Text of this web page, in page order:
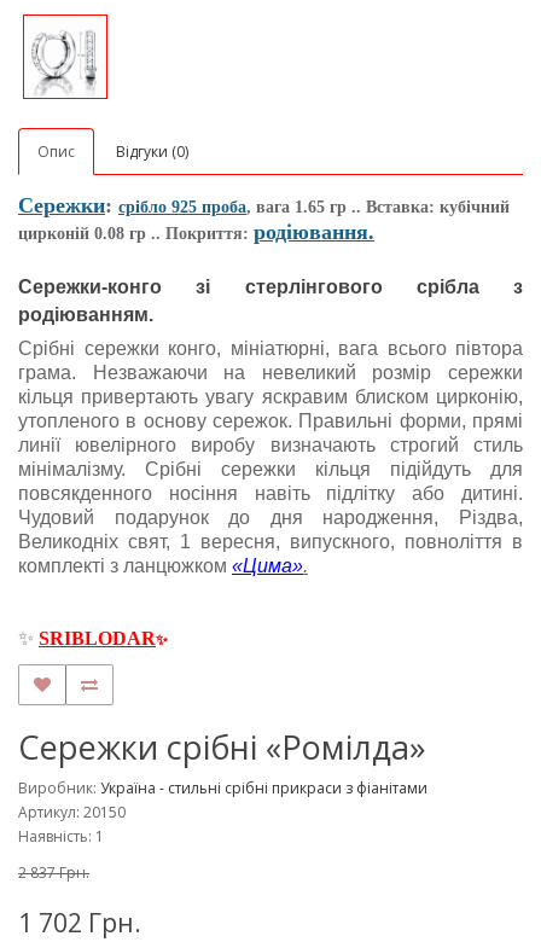
Опис Відгуки (0)
Сережки: срібло 925 проба, вага 1.65 гр .. Вставка: кубічний
цирконій 0.08 гр .. Покриття: родіювання.
Сережки-конго зі стерлінгового срібла з
родіюванням.
Срібні сережки конго, мініатюрні, вага всього півтора
грама. Незважаючи на невеликий розмір сережки
кільця привертають увагу яскравим блиском цирконію,
утопленого в основу сережок. Правильні форми, прямі
линії ювелірного виробу визначають строгий стиль
мінімалізму. Срібні сережки кільця підійдуть для
повсякденного носіння навіть підлітку або дитині.
Чудовий подарунок до дня народження, Різдва,
Великодніх свят, 1 вересня, випускного, повноліття в
комплекті з ланцюжком «Цима».
✨ SRIBLODAR✨
Сережки срібні «Ромілда»
Виробник: Україна - стильні срібні прикраси з фіанітами
Артикул: 20150
Наявність: 1
2 837 Грн.
1 702 Грн.